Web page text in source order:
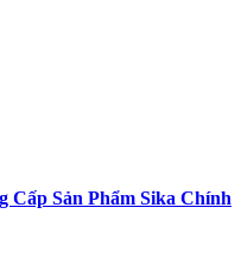
Sản Phẩm Sika Chính